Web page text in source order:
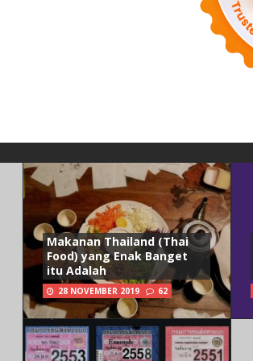
Makanan Thailand (Thai
Food) yang Enak Banget
itu Adalah
28 NOVEMBER 2019 62